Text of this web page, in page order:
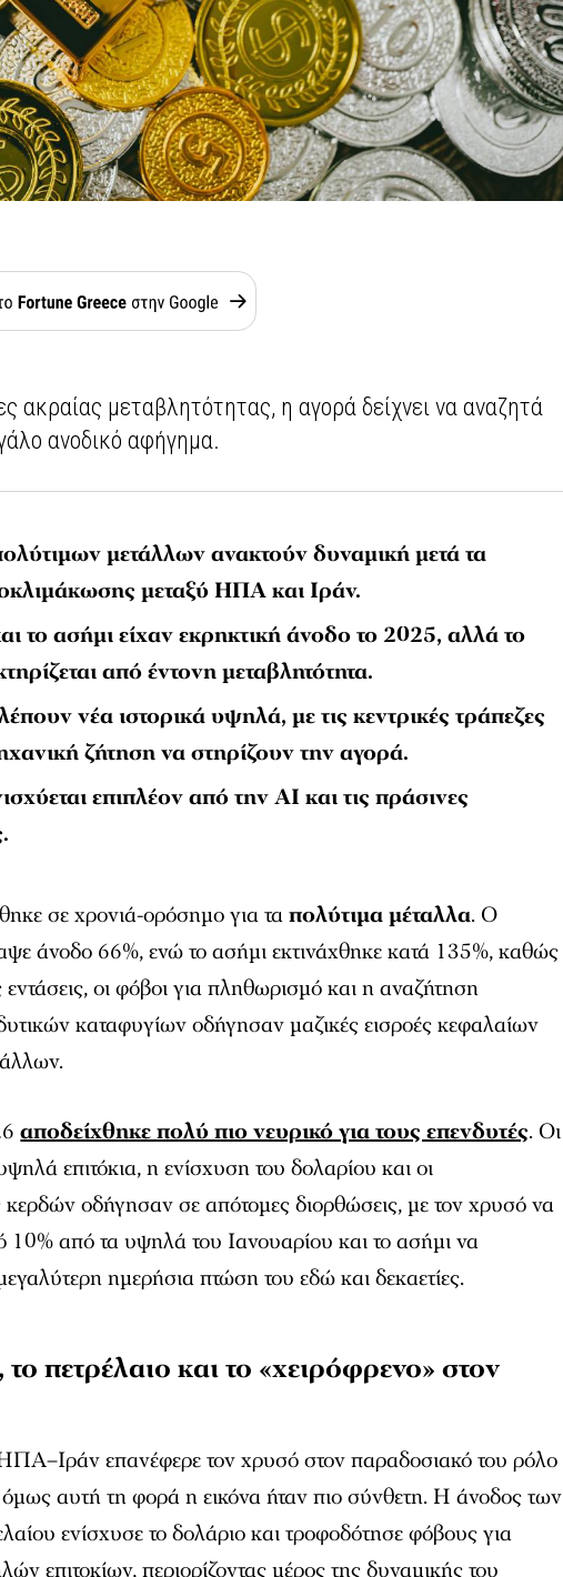
ακραίας μεταβλητότητας, η αγορά δείχνει να αναζητά
ανοδικό αφήγημα.
μετάλλων ανακτούν δυναμική μετά τα
μεταξύ ΗΠΑ και Ιράν.
το ασήμι είχαν εκρηκτική άνοδο το 2025, αλλά το
από έντονη μεταβλητότητα.
νέα ιστορικά υψηλά, με τις κεντρικές τράπεζες
ζήτηση να στηρίζουν την αγορά.
επιπλέον από την AI και τις πράσινες
σε χρονιά-ορόσημο για ταπολύτιμα μέταλλα. Ο
άνοδο 66%, ενώ το ασήμι εκτινάχθηκε κατά 135%, καθώς
εντάσεις, οι φόβοι για πληθωρισμό και η αναζήτηση
καταφυγίων οδήγησαν μαζικές εισροές κεφαλαίων
αποδείχθηκε πολύ πιο νευρικό για τους επενδυτές. Οι
επιτόκια, η ενίσχυση του δολαρίου και οι
κερδών οδήγησαν σε απότομες διορθώσεις, με τον χρυσό να
10% από τα υψηλά του Ιανουαρίου και το ασήμι να
ημερήσια πτώση του εδώ και δεκαετίες.
πετρέλαιο και το «χειρόφρενο» στον
επανέφερε τον χρυσό στον παραδοσιακό του ρόλο
αυτή τη φορά η εικόνα ήταν πιο σύνθετη. Η άνοδος των
ενίσχυσε το δολάριο και τροφοδότησε φόβους για
επιτοκίων, περιορίζοντας μέρος της δυναμικής του